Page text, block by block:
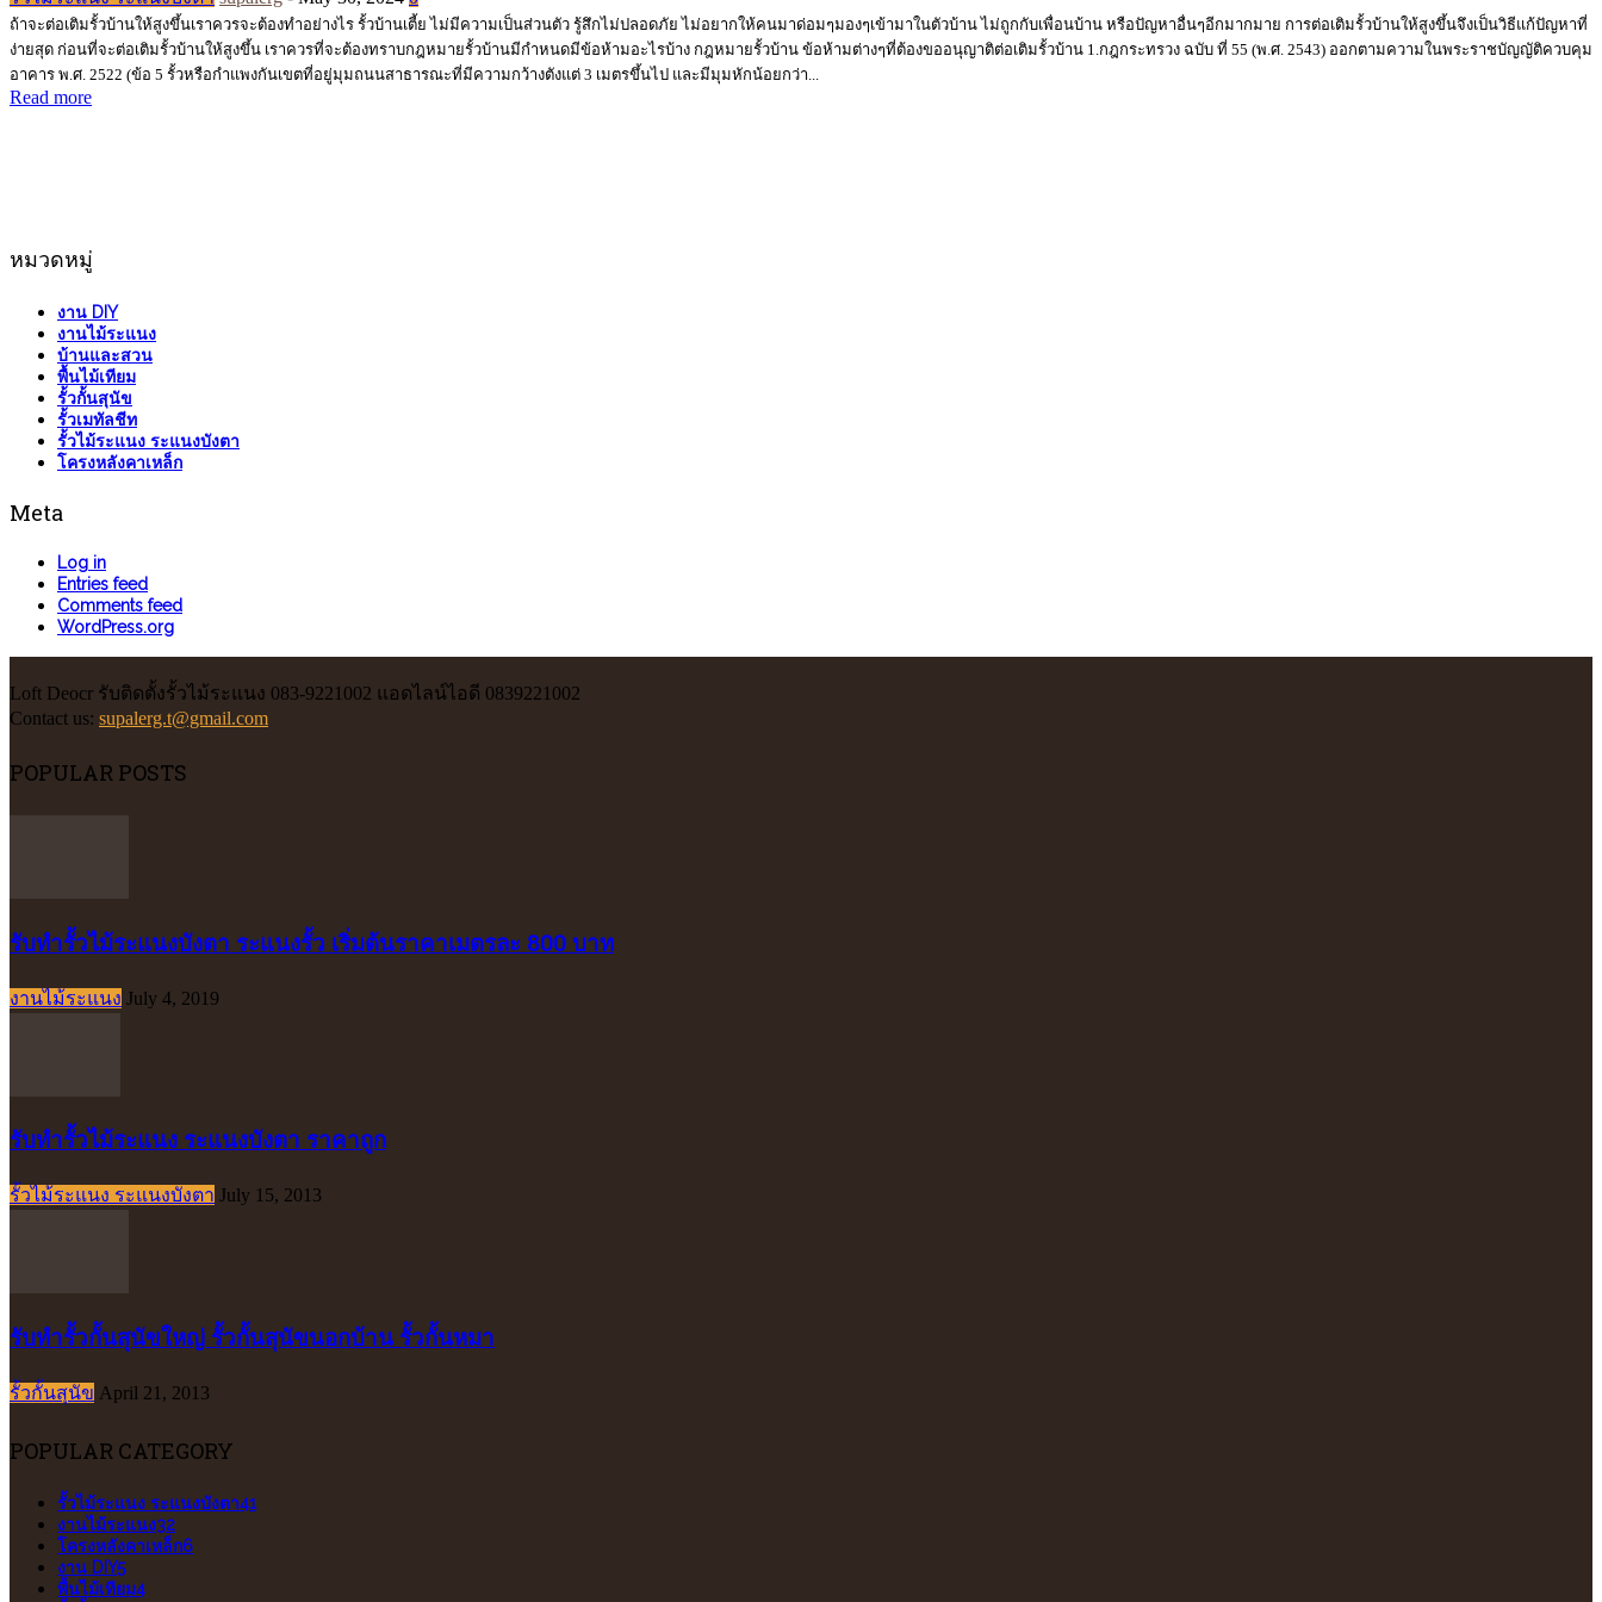
ถ้าจะต่อเติมรั้วบ้านให้สูงขึ้นเราควรจะต้องทำอย่างไร รั้วบ้านเตี้ย ไม่มีความเป็นส่วนตัว รู้สึกไม่ปลอดภัย ไม่อยากให้คนมาด่อมๆมองๆเข้ามาในตัวบ้าน ไม่ถูกกับเพื่อนบ้าน หรือปัญหาอื่นๆอีกมากมาย การต่อเติมรั้วบ้านให้สูงขึ้นจึงเป็นวิธีแก้ปัญหาที่
ง่ายสุด ก่อนที่จะต่อเติมรั้วบ้านให้สูงขึ้น เราควรที่จะต้องทราบกฎหมายรั้วบ้านมีกำหนดมีข้อห้ามอะไรบ้าง กฎหมายรั้วบ้าน ข้อห้ามต่างๆที่ต้องขออนุญาติต่อเติมรั้วบ้าน 1.กฎกระทรวง ฉบับ ที่ 55 (พ.ศ. 2543) ออกตามความในพระราชบัญญัติควบคุม
อาคาร พ.ศ. 2522 (ข้อ 5 รั้วหรือกําแพงกันเขตที่อยู่มุมถนนสาธารณะที่มีความกว้างตังแต่ 3 เมตรขึ้นไป และมีมุมหักน้อยกว่า...
Read more
หมวดหมู่
งาน DIY
งานไม้ระแนง
บ้านและสวน
พื้นไม้เทียม
รั้วกั้นสุนัข
รั้วเมทัลชีท
รั้วไม้ระแนง ระแนงบังตา
โครงหลังคาเหล็ก
Meta
Log in
Entries feed
Comments feed
WordPress.org
Loft Deocr รับติดตั้งรั้วไม้ระแนง 083-9221002 แอดไลน์ไอดี 0839221002
Contact us: supalerg.t@gmail.com
POPULAR POSTS
รับทำรั้วไม้ระแนงบังตา ระแนงรั้ว เริ่มต้นราคาเมตรละ 800 บาท
งานไม้ระแนง July 4, 2019
รับทำรั้วไม้ระแนง ระแนงบังตา ราคาถูก
รั้วไม้ระแนง ระแนงบังตา July 15, 2013
รับทำรั้วกั้นสุนัขใหญ่ รั้วกั้นสุนัขนอกบ้าน รั้วกั้นหมา
รั้วกั้นสุนัข April 21, 2013
POPULAR CATEGORY
รั้วไม้ระแนง ระแนงบังตา41
งานไม้ระแนง32
โครงหลังคาเหล็ก6
งาน DIY5
พื้นไม้เทียม4